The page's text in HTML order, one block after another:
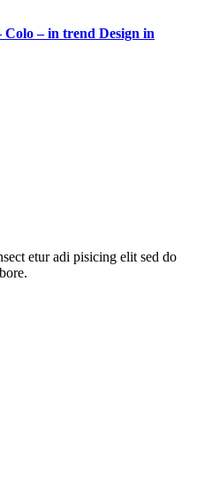
Colo – in trend Design in
etur adi pisicing elit sed do